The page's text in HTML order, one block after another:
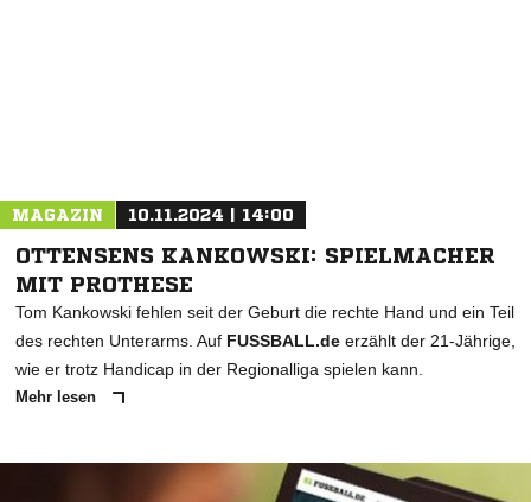
MAGAZIN 10.11.2024 | 14:00
OTTENSENS KANKOWSKI: SPIELMACHER
MIT PROTHESE
Tom Kankowski fehlen seit der Geburt die rechte Hand und ein Teil
des rechten Unterarms. Auf FUSSBALL.de erzählt der 21-Jährige,
wie er trotz Handicap in der Regionalliga spielen kann.
Mehr lesen